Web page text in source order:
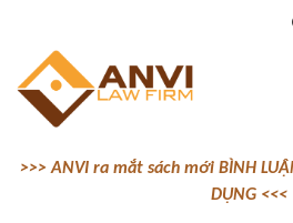
>>> ANVI ra mắt sách mới BÌNH
DỤNG <<<